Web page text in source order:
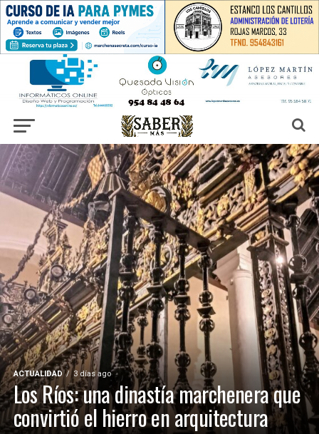
ACTUALIDAD 3 días ago
Los Ríos: una dinastía marchenera que
convirtió el hierro en arquitectura